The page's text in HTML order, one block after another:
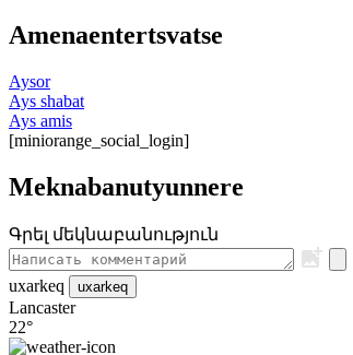
Amenaentertsvatse
Aysor
Ays shabat
Ays amis
[miniorange_social_login]
Meknabanutyunnere
Գրել մեկնաբանություն
uxarkeq uxarkeq
Lancaster
22°